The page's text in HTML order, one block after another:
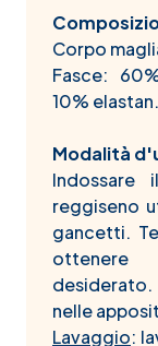
Corpo
Fasce:
10% elastan.
Modalità
Indossare
reggiseno
gancetti.
ottenere
nelle
Lavaggio: